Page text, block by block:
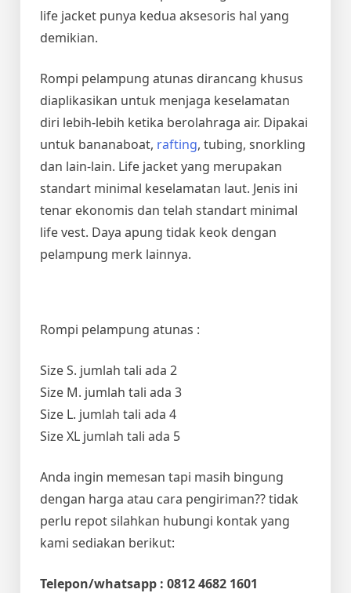
life jacket punya kedua aksesoris hal yang
demikian.
Rompi pelampung atunas dirancang khusus
diaplikasikan untuk menjaga keselamatan
diri lebih-lebih ketika berolahraga air. Dipakai
untuk bananaboat, rafting, tubing, snorkling
dan lain-lain. Life jacket yang merupakan
standart minimal keselamatan laut. Jenis ini
tenar ekonomis dan telah standart minimal
life vest. Daya apung tidak keok dengan
pelampung merk lainnya.
Rompi pelampung atunas :
Size S. jumlah tali ada 2
Size M. jumlah tali ada 3
Size L. jumlah tali ada 4
Size XL jumlah tali ada 5
Anda ingin memesan tapi masih bingung
dengan harga atau cara pengiriman?? tidak
perlu repot silahkan hubungi kontak yang
kami sediakan berikut:
Telepon/whatsapp : 0812 4682 1601